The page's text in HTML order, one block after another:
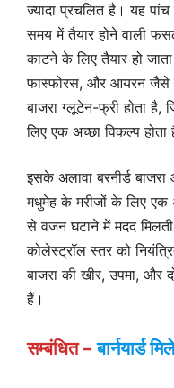
ज्यादा प्रचलित है। यह
समय में तैयार होने वाली
काटने के लिए तैयार हो
फास्फोरस, और आयरन जैसे
बाजरा ग्लूटेन-फ्री होता है,
लिए एक अच्छा विकल्प होता
इसके अलावा बरनीर्ड
मधुमेह के मरीजों के लिए एक
से वजन घटाने में मदद
कोलेस्ट्रॉल स्तर को
बाजरा की खीर, उपमा, और
हैं।
सम्बंधित – बार्नयार्ड